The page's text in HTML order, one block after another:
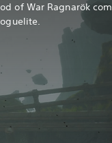
of War Ragnarök com